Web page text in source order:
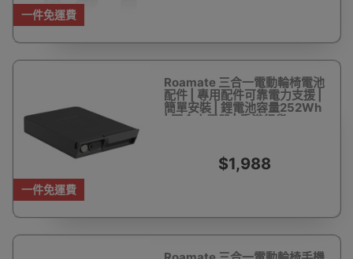
一件免運費
一件免運費
Roamate 三合一電動輪椅電池
配件 | 專用配件可靠電力支援 |
簡單安裝 | 鋰電池容量252Wh
| 不含充電器 | 香港行貨
$1,988